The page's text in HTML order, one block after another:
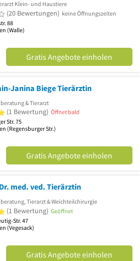
Klein- und Haustiere
3 von 5 Sternen
(20 Bewertungen) keine Öffnungszeiten
88
(Walle)
Gratis Angebote einholen
Janina Biege Tierärztin
& Tierarzt
5 von 5 Sternen
(1 Bewertung) Öffnet bald
Str. 75
(Regensburger Str.)
Gratis Angebote einholen
med. ved. Tierärztin
Tierarzt & Weichteilchirurgie
5 von 5 Sternen
(1 Bewertung) Geöffnet
Str. 47
(Vegesack)
Gratis Angebote einholen